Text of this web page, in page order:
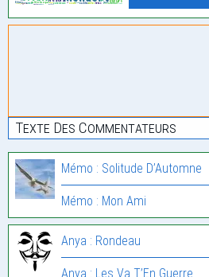
Texte Des Commentateurs
Mémo : Solitude D’Automne
Mémo : Mon Ami
Anya : Rondeau
Anya : Les Va T’En Guerre